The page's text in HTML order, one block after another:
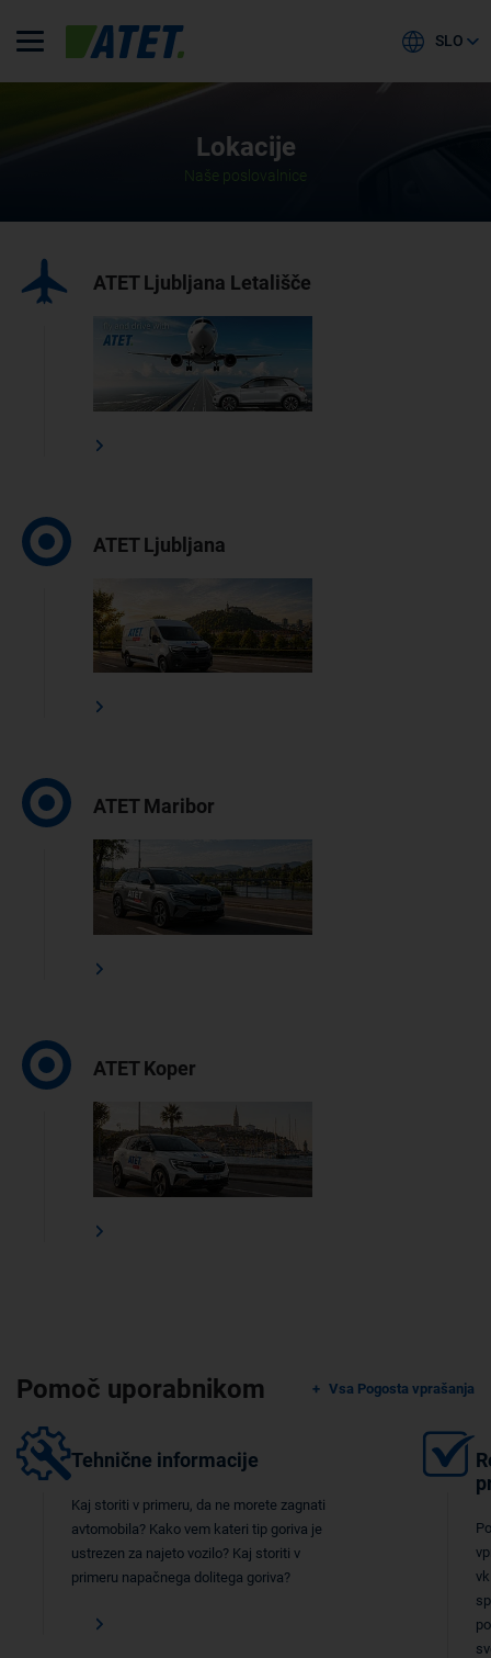
SLO
Lokacije
Naše poslovalnice
ATET Ljubljana Letališče
ATET Ljubljana
ATET Maribor
ATET Koper
Pomoč uporabnikom Vsa Pogosta vprašanja
Tehnične informacije
Kaj storiti v primeru, da ne morete zagnati
avtomobila? Kako vem kateri tip goriva je
ustrezen za najeto vozilo? Kaj storiti v
primeru napačnega dolitega goriva?